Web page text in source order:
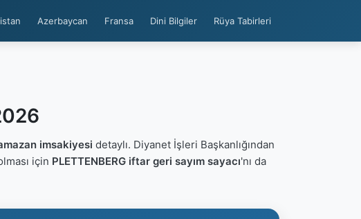
Azerbaycan Fransa Dini Bilgiler Rüya Tabirleri
imsakiyesi detaylı. Diyanet İşleri Başkanlığından
için PLETTENBERG iftar geri sayım sayacı'nı da